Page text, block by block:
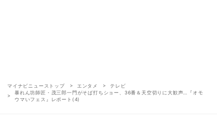
マイナビニューストップ エンタメ
テレビ
暴れん坊師匠・茂三郎一門がそば打ちショー、36番＆天空切りに大歓声…『オモ
ウマいフェス』レポート(4)